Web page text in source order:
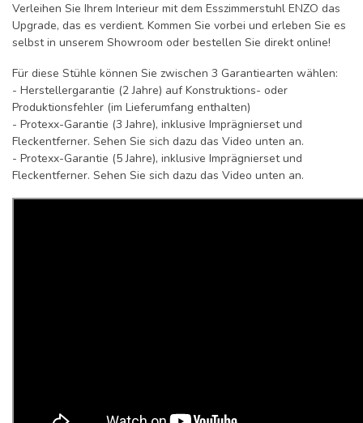
Verleihen Sie Ihrem Interieur mit dem Esszimmerstuhl ENZO das
Upgrade, das es verdient. Kommen Sie vorbei und erleben Sie es
selbst in unserem Showroom oder bestellen Sie direkt online!
Für diese Stühle können Sie zwischen 3 Garantiearten wählen:
- Herstellergarantie (2 Jahre) auf Konstruktions- oder
Produktionsfehler (im Lieferumfang enthalten)
- Protexx-Garantie (3 Jahre), inklusive Imprägnierset und
Fleckentferner. Sehen Sie sich dazu das Video unten an.
- Protexx-Garantie (5 Jahre), inklusive Imprägnierset und
Fleckentferner. Sehen Sie sich dazu das Video unten an.